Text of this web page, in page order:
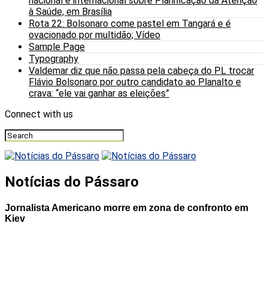
à Saúde, em Brasília
Rota 22: Bolsonaro come pastel em Tangará e é
ovacionado por multidão; Vídeo
Sample Page
Typography
Valdemar diz que não passa pela cabeça do PL trocar
Flávio Bolsonaro por outro candidato ao Planalto e
crava: “ele vai ganhar as eleições”
Connect with us
Notícias do Pássaro
Jornalista Americano morre em zona de confronto em
Kiev